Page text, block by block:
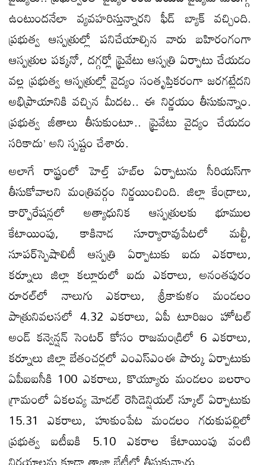
ఉంటుందనేలా వ్యవహరిస్తున్నారని ఫీడ్‌ బ్యాక్‌ వచ్చింది.
ప్రభుత్వ ఆస్పత్రుల్లో పనిచేయాల్సిన వారు బహిరంగంగా
ఆస్పత్రుల పక్కనో, దగ్గర్లో ప్రైవేటు ఆస్పత్రి ఏర్పాటు చేయడం
వల్ల ప్రభుత్వ ఆస్పత్రుల్లో వైద్యం సంతృప్తికరంగా జరగట్లేదని
అభిప్రాయానికి వచ్చిన మీదట.. ఈ నిర్ణయం తీసుకున్నాం.
ప్రభుత్వ జీతాలు తీసుకుంటూ.. ప్రైవేటు వైద్యం చేయడం
సరికాదు’ అని స్పష్టం చేశారు.
అలాగే రాష్ట్రంలో హెల్త్‌ హబ్‌ల ఏర్పాటును సీరియస్‌గా
తీసుకోవాలని మంత్రివర్గం నిర్ణయించింది. జిల్లా కేంద్రాలు,
కార్పొరేషన్లలో అత్యాధునిక ఆస్పత్రులకు భూముల
కేటాయింపు, కాకినాడ సూర్యారావుపేటలో మల్టీ,
సూపర్‌స్పెషాలిటీ ఆస్పత్రి ఏర్పాటుకు ఐదు ఎకరాలు,
కర్నూలు జిల్లా కల్లూరులో ఐదు ఎకరాలు, అనంతపురం
రూరల్‌లో నాలుగు ఎకరాలు, శ్రీకాకుళం మండలం
పాత్రునివలసలో 4.32 ఎకరాలు, ఏపీ టూరిజం హోటల్‌
అండ్‌ కన్వెన్షన్‌ సెంటర్‌ కోసం రాజమండ్రిలో 6 ఎకరాలు,
కర్నూలు జిల్లా బేతంచర్లలో ఎంఎస్‌ఎంఈ పార్కు ఏర్పాటుకు
ఏపీఐఐసీకి 100 ఎకరాలు, కొయ్యూరు మండలం బలరాం
గ్రామంలో ఏకలవ్య మోడల్‌ రెసిడెన్షియల్‌ స్కూల్‌ ఏర్పాటుకు
15.31 ఎకరాలు, హుకుంపేట మండలం గరుకుపల్లిలో
ప్రభుత్వ ఐటీఐకి 5.10 ఎకరాల కేటాయింపు వంటి